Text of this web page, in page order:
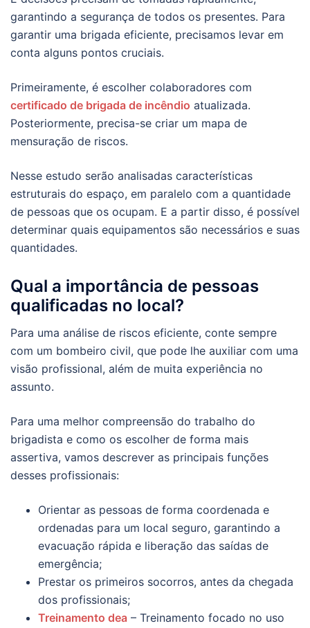
garantindo a segurança de todos os presentes. Para
garantir uma brigada eficiente, precisamos levar em
conta alguns pontos cruciais.
Primeiramente, é escolher colaboradores com
certificado de brigada de incêndio atualizada.
Posteriormente, precisa-se criar um mapa de
mensuração de riscos.
Nesse estudo serão analisadas características
estruturais do espaço, em paralelo com a quantidade
de pessoas que os ocupam. E a partir disso, é possível
determinar quais equipamentos são necessários e suas
quantidades.
Qual a importância de pessoas
qualificadas no local?
Para uma análise de riscos eficiente, conte sempre
com um bombeiro civil, que pode lhe auxiliar com uma
visão profissional, além de muita experiência no
assunto.
Para uma melhor compreensão do trabalho do
brigadista e como os escolher de forma mais
assertiva, vamos descrever as principais funções
desses profissionais:
Orientar as pessoas de forma coordenada e
ordenadas para um local seguro, garantindo a
evacuação rápida e liberação das saídas de
emergência;
Prestar os primeiros socorros, antes da chegada
dos profissionais;
Treinamento dea – Treinamento focado no uso